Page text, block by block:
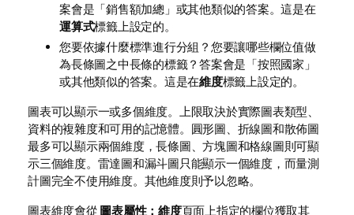
案會是「銷售額加總」或其他類似的答案。這是在
運算式標籤上設定的。
您要依據什麼標準進行分組？您要讓哪些欄位值做
為長條圖之中長條的標籤？答案會是「按照國家」
或其他類似的答案。這是在維度標籤上設定的。
圖表可以顯示一或多個維度。上限取決於實際圖表類型、
資料的複雜度和可用的記憶體。圓形圖、折線圖和散佈圖
最多可以顯示兩個維度，長條圖、方塊圖和格線圖則可顯
示三個維度。雷達圖和漏斗圖只能顯示一個維度，而量測
計圖完全不使用維度。其他維度則予以忽略。
圖表維度會從 圖表屬性：維度頁面上指定的欄位獲取其